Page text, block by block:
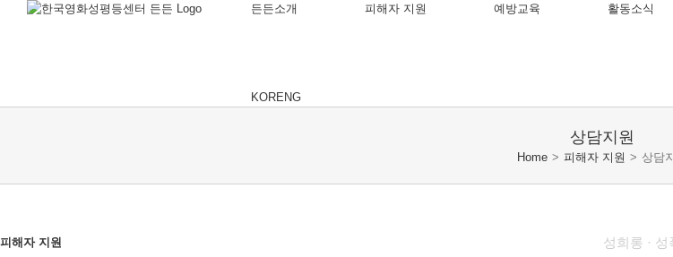
든든소개 피해자 지원 예방교육 활동소식
KORENG
상담지원
Home > 피해자 지원 > 상담
성희롱 ·
피해자 지원